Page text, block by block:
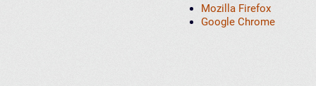
Mozilla Firefox
Google Chrome